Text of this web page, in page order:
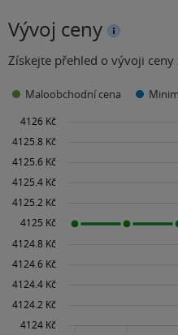
Vývoj ceny
Získejte přehled o vývoji ceny
Maloobchodní cena